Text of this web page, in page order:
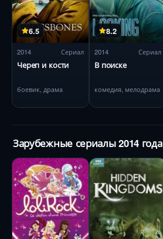
6.5
2014 Сериал
Череп и кости
боевик, драма
8.2
2014 Сериал
В поиске
комедия, мелодрама
Зарубежные сериалы 2014 года